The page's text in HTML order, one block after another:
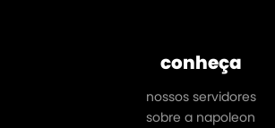
conheça
nossos servidores
sobre a napoleon